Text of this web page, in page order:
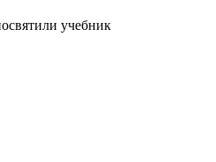
учебник